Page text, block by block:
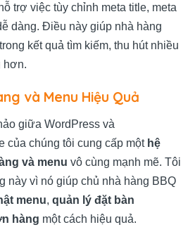
trợ việc tùy chỉnh meta title, meta
dàng. Điều này giúp nhà hàng
trong kết quả tìm kiếm, thu hút nhiều
hơn.
và Menu Hiệu Quả
giữa WordPress và
của chúng tôi cung cấp một hệ
và menu vô cùng mạnh mẽ. Tôi
này vì nó giúp chủ nhà hàng BBQ
menu, quản lý đặt bàn
hàng một cách hiệu quả.